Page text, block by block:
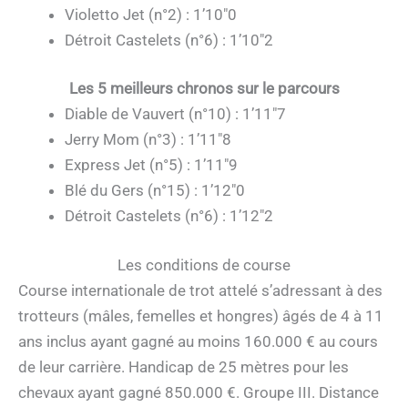
Violetto Jet (n°2) : 1’10″0
Détroit Castelets (n°6) : 1’10″2
Les 5 meilleurs chronos sur le parcours
Diable de Vauvert (n°10) : 1’11″7
Jerry Mom (n°3) : 1’11″8
Express Jet (n°5) : 1’11″9
Blé du Gers (n°15) : 1’12″0
Détroit Castelets (n°6) : 1’12″2
Les conditions de course
Course internationale de trot attelé s’adressant à des
trotteurs (mâles, femelles et hongres) âgés de 4 à 11
ans inclus ayant gagné au moins 160.000 € au cours
de leur carrière. Handicap de 25 mètres pour les
chevaux ayant gagné 850.000 €. Groupe III. Distance